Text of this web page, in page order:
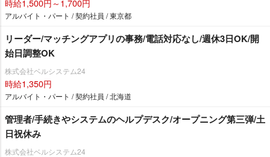
時給1,500円～1,700円
アルバイト・パート / 契約社員 / 東京都
リーダー/マッチングアプリの事務/電話対応なし/週休3日OK/開
始日調整OK
株式会社ベルシステム24
時給1,350円
アルバイト・パート / 契約社員 / 北海道
管理者/手続きやシステムのヘルプデスク/オープニング第三弾/土
日祝休み
株式会社ベルシステム24